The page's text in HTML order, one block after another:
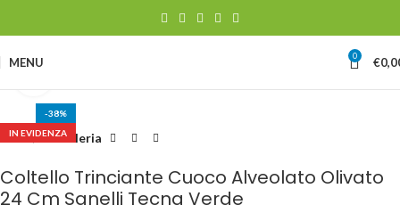
MENU 0 €
-38%
IN EVIDENZA
Home Coltelleria
Coltello Trinciante Cuoco Alveolato Olivato
24 Cm Sanelli Tecna Verde